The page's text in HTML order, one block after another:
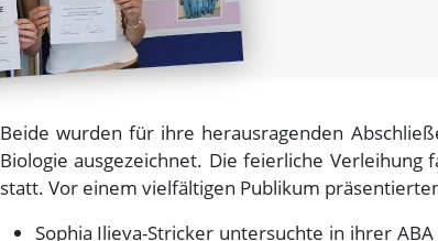
Beide wurden für ihre herausragenden
Biologie ausgezeichnet. Die feierliche
statt. Vor einem vielfältigen Publikum
Sophia Ilieva-Stricker untersuchte in ihrer